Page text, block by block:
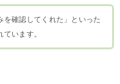
を確認してくれた」といった
います。